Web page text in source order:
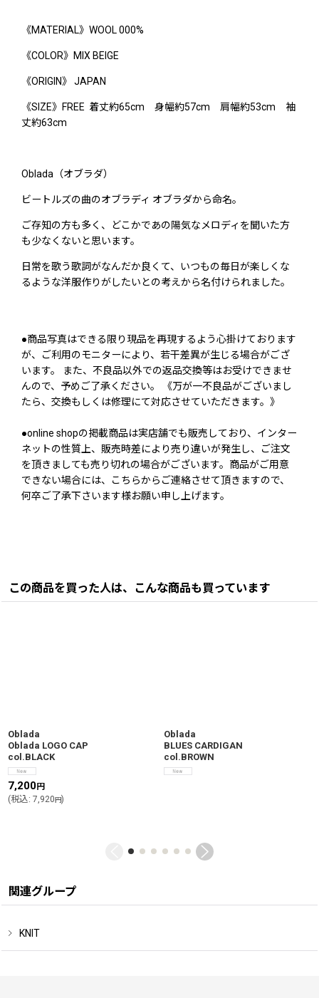
《MATERIAL》WOOL 000%
《COLOR》MIX BEIGE
《ORIGIN》 JAPAN
《SIZE》FREE 着丈約65cm 身幅約57cm 肩幅約53cm 袖
丈約63cm
Oblada（オブラダ）
ビートルズの曲のオブラディ オブラダから命名。
ご存知の方も多く、どこかであの陽気なメロディを聞いた方
も少なくないと思います。
日常を歌う歌詞がなんだか良くて、いつもの毎日が楽しくな
るような洋服作りがしたいとの考えから名付けられました。
●商品写真はできる限り現品を再現するよう心掛けております
が、ご利用のモニターにより、若干差異が生じる場合がござ
います。 また、不良品以外での返品交換等はお受けできませ
んので、予めご了承ください。 《万が一不良品がございまし
たら、交換もしくは修理にて対応させていただきます。》
●online shopの掲載商品は実店舗でも販売しており、インター
ネットの性質上、販売時差により売り違いが発生し、ご注文
を頂きましても売り切れの場合がございます。商品がご用意
できない場合には、こちらからご連絡させて頂きますので、
何卒ご了承下さいます様お願い申し上げます。
この商品を買った人は、こんな商品も買っています
Oblada
Oblada LOGO CAP
col.BLACK
7,200円
(税込: 7,920円)
Oblada
BLUES CARDIGAN
col.BROWN
関連グループ
KNIT